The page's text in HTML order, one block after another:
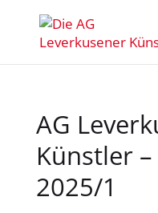
AG
Künstler
2025/1